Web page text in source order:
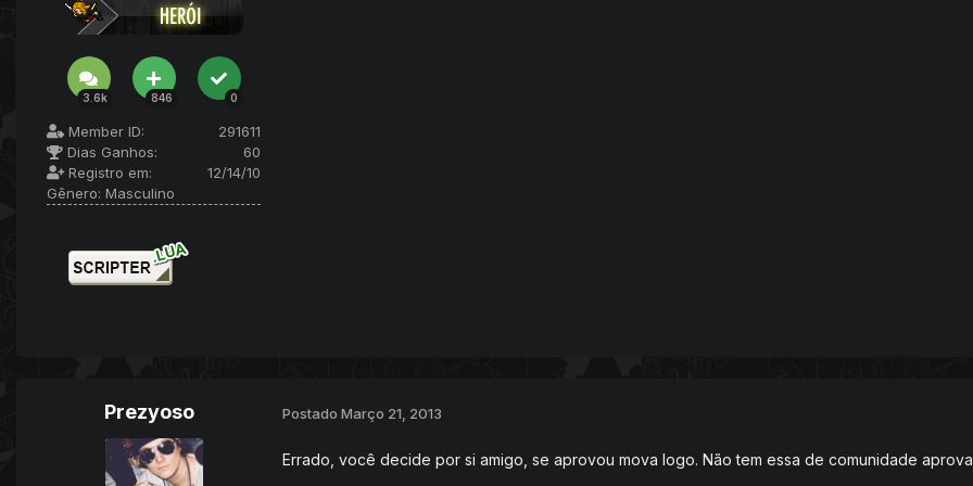
3.6k 846 0
Member ID:
291611
Dias Ganhos:
60
Registro em:
12/14/10
Gênero: Masculino
Prezyoso Postado Março 21, 2013
Errado, você decide por si amigo, se aprovou mova logo. Não tem essa de comunidade